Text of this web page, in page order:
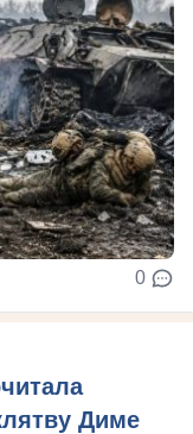
0
Диме